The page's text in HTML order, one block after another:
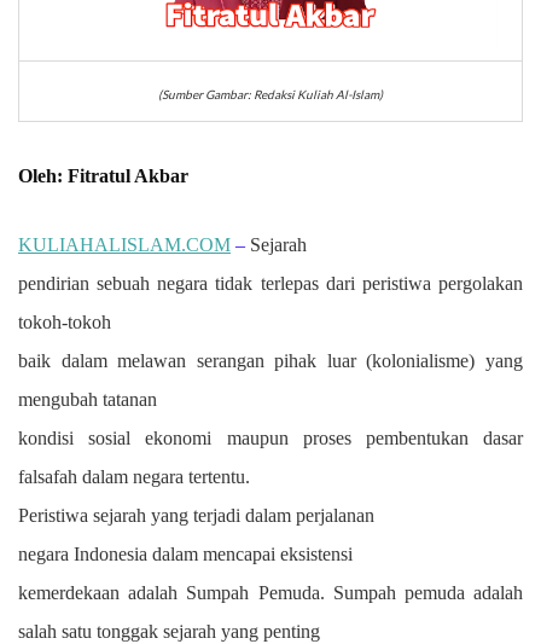
(Sumber Gambar: Redaksi Kuliah Al-Islam)
Oleh: Fitratul Akbar
KULIAHALISLAM.COM – Sejarah
pendirian sebuah negara tidak terlepas dari peristiwa pergolakan
tokoh-tokoh
baik dalam melawan serangan pihak luar (kolonialisme) yang
mengubah tatanan
kondisi sosial ekonomi maupun proses pembentukan dasar
falsafah dalam negara tertentu.
Peristiwa sejarah yang terjadi dalam perjalanan
negara Indonesia dalam mencapai eksistensi
kemerdekaan adalah Sumpah Pemuda. Sumpah pemuda adalah
salah satu tonggak sejarah yang penting